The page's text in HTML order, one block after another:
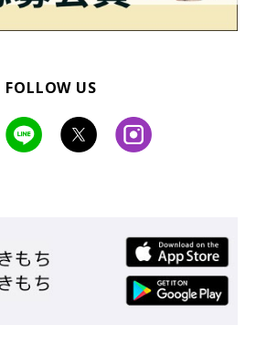
FOLLOW US